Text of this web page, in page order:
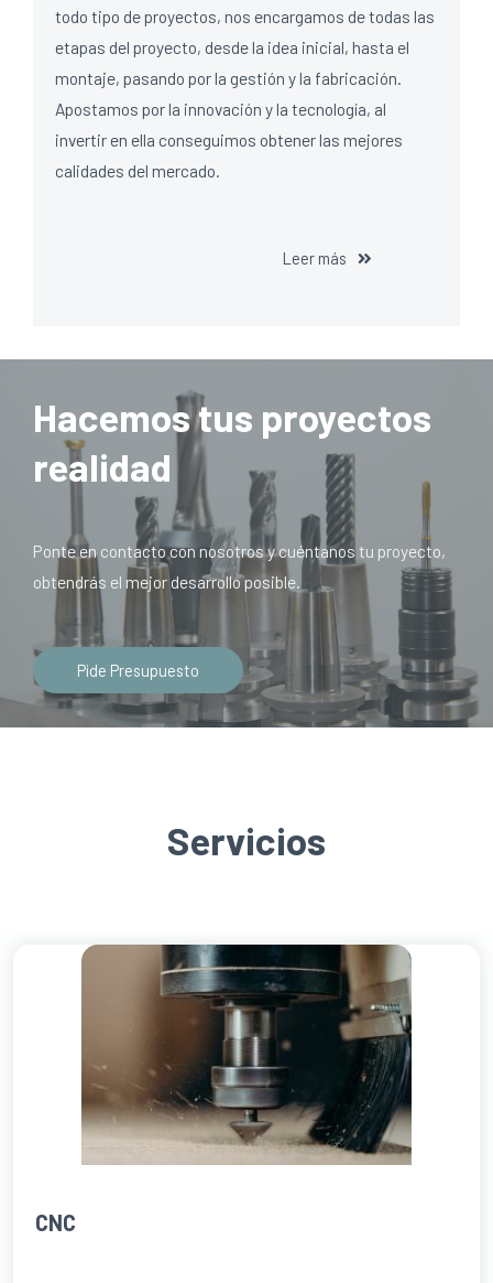
todo tipo de proyectos, nos encargamos de todas las
etapas del proyecto, desde la idea inicial, hasta el
montaje, pasando por la gestión y la fabricación.
Apostamos por la innovación y la tecnología, al
invertir en ella conseguimos obtener las mejores
calidades del mercado.
Leer más
Hacemos tus proyectos
realidad
Ponte en contacto con nosotros y cuéntanos tu proyecto,
obtendrás el mejor desarrollo posible.
Pide Presupuesto
Servicios
CNC